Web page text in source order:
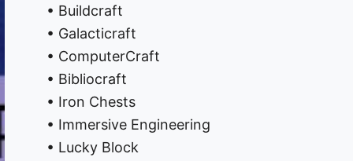
• Buildcraft
• Galacticraft
• ComputerCraft
• Bibliocraft
• Iron Chests
• Immersive Engineering
• Lucky Block